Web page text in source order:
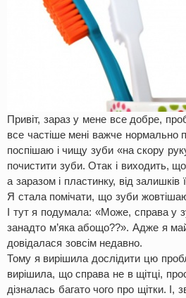
Привіт, зараз у мене все добре,
все частіше мені важче нормально
поспішаю і чищу зуби «на скору
почистити зуби. Отак і виходить,
а заразом і пластинку, від залишків
Я стала помічати, що зуби
І тут я подумала: «Може, справа у
занадто м’яка абощо??». Адже я
довідалася зовсім недавно.
Тому я вирішила дослідити цю
вирішила, що справа не в щітці,
дізналась багато чого про щітки. І,